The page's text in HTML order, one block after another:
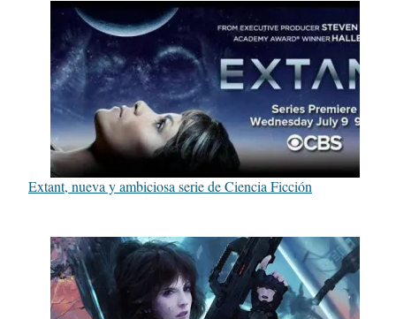
Extant, nueva y ambiciosa serie de Ciencia Ficción